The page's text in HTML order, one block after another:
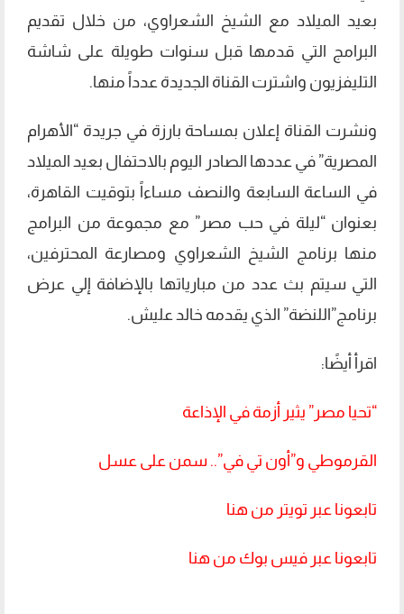
بعيد الميلاد مع الشيخ الشعراوي، من خلال تقديم
البرامج التي قدمها قبل سنوات طويلة على شاشة
التليفزيون واشترت القناة الجديدة عدداً منها.
ونشرت القناة إعلان بمساحة بارزة في جريدة “الأهرام
المصرية” في عددها الصادر اليوم بالاحتفال بعيد الميلاد
في الساعة السابعة والنصف مساءاً بتوقيت القاهرة،
بعنوان “ليلة في حب مصر” مع مجموعة من البرامج
منها برنامج الشيخ الشعراوي ومصارعة المحترفين،
التي سيتم بث عدد من مبارياتها بالإضافة إلي عرض
برنامج”اللنضة” الذي يقدمه خالد عليش.
اقرأ أيضًا:
“تحيا مصر” يثير أزمة في الإذاعة
القرموطي و”أون تي في”.. سمن على عسل
تابعونا عبر تويتر من هنا
تابعونا عبر فيس بوك من هنا